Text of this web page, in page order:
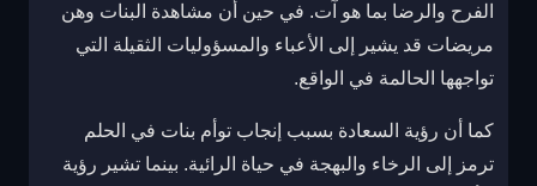
الفرح والرضا بما هو آت. في حين أن مشاهدة البنات وهن
مريضات قد يشير إلى الأعباء والمسؤوليات الثقيلة التي
تواجهها الحالمة في الواقع.
كما أن رؤية السعادة بسبب إنجاب توأم بنات في الحلم
ترمز إلى الرخاء والبهجة في حياة الرائية. بينما تشير رؤية